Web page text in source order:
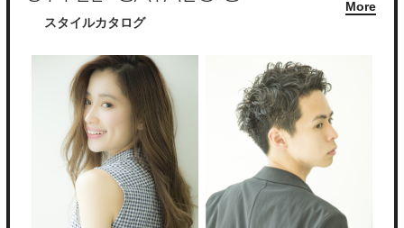
スタイルカタログ
More